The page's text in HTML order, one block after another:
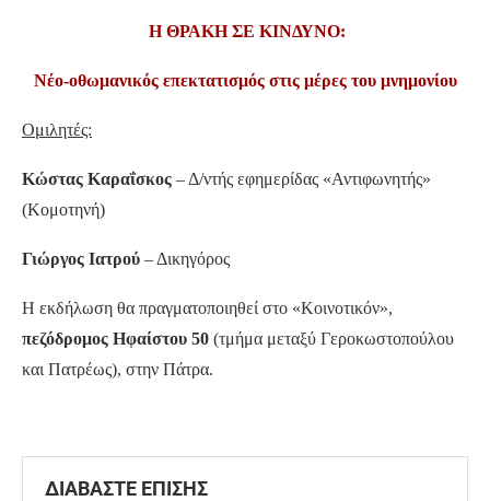
Η ΘΡΑΚΗ ΣΕ ΚΙΝΔΥΝΟ:
Νέο-οθωμανικός επεκτατισμός στις μέρες του μνημονίου
Ομιλητές:
Κώστας Καραΐσκος – Δ/ντής εφημερίδας «Αντιφωνητής»
(Κομοτηνή)
Γιώργος Ιατρού – Δικηγόρος
Η εκδήλωση θα πραγματοποιηθεί στο «Κοινοτικόν»,
πεζόδρομος Ηφαίστου 50 (τμήμα μεταξύ Γεροκωστοπούλου
και Πατρέως), στην Πάτρα.
ΔΙΑΒΑΣΤΕ ΕΠΙΣΗΣ